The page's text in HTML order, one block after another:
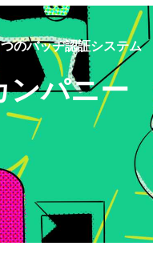
のバッヂ認証システム
ンパニー